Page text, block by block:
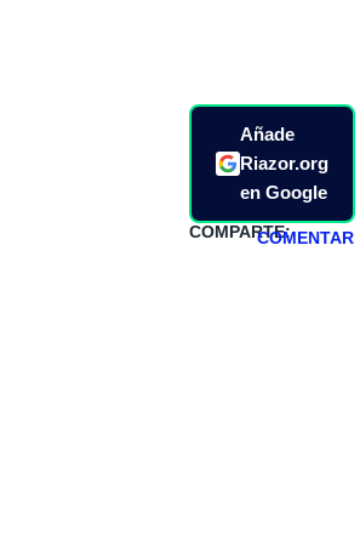
Añade
Riazor.org
en Google
COMPARTE:COMENTAR